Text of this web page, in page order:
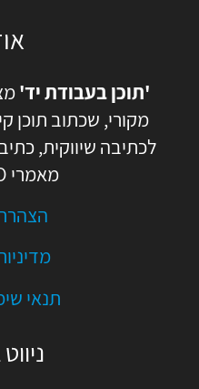
'תוכן בעבודת יד'
מקורי, שכתוב תוכן
לכתיבה שיווקית,
מאמרי SEO ועוד.
תנאי